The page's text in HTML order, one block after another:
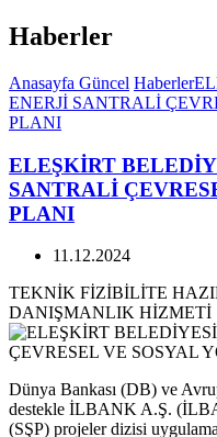
Haberler
Anasayfa Güncel Haberler
ENERJİ SANTRALİ
PLANI
ELEŞKİRT
SANTRALİ
PLANI
11.12.2024
TEKNİK FİZİBİLİTE
DANIŞMANLIK HİZMETİ
Dünya Bankası (DB) ve
destekle İLBANK A.Ş.
(SŞP) projeler dizisi